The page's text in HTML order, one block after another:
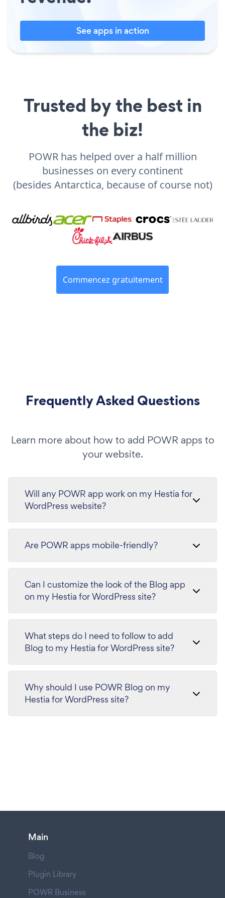
See apps in action
Trusted by the best in
the biz!
POWR has helped over a half million
businesses on every continent
(besides Antarctica, because of course not)
Commencez gratuitement
Frequently Asked Questions
Learn more about how to add POWR apps to
your website.
Will any POWR app work on my Hestia for
WordPress website?
Are POWR apps mobile-friendly?
Can I customize the look of the Blog app
on my Hestia for WordPress site?
What steps do I need to follow to add
Blog to my Hestia for WordPress site?
Why should I use POWR Blog on my
Hestia for WordPress site?
Main
Blog
Plugin Library
POWR Business